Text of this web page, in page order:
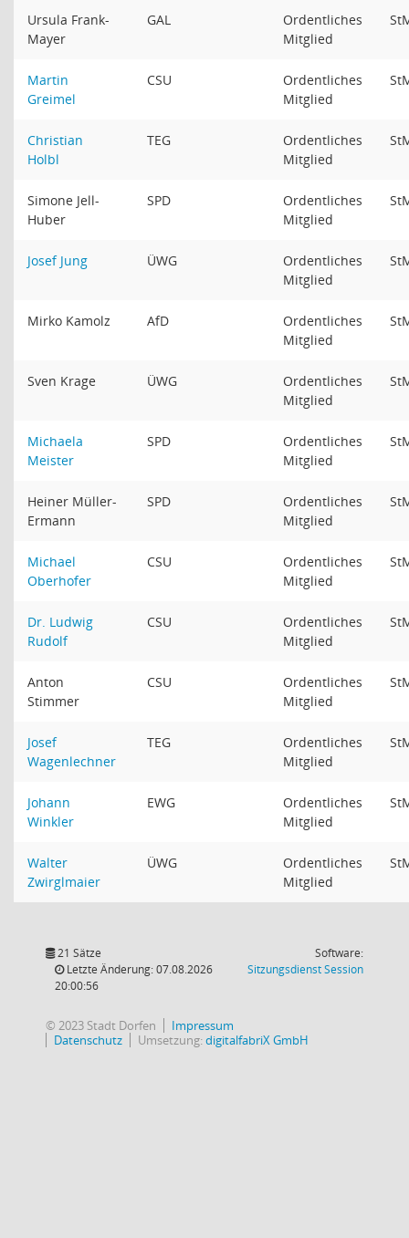
Ursula Frank-
Mayer
GAL
Ordentliches
Mitglied
Martin
Greimel
CSU
Ordentliches
Mitglied
Christian
Holbl
TEG
Ordentliches
Mitglied
Simone Jell-
Huber
SPD
Ordentliches
Mitglied
Josef Jung ÜWG
Ordentliches
Mitglied
Mirko Kamolz AfD
Ordentliches
Mitglied
Sven Krage ÜWG
Ordentliches
Mitglied
Michaela
Meister
SPD
Ordentliches
Mitglied
Heiner Müller-
Ermann
SPD
Ordentliches
Mitglied
Michael
Oberhofer
CSU
Ordentliches
Mitglied
Dr. Ludwig
Rudolf
CSU
Ordentliches
Mitglied
Anton
Stimmer
CSU
Ordentliches
Mitglied
Josef
Wagenlechner
TEG
Ordentliches
Mitglied
Johann
Winkler
EWG
Ordentliches
Mitglied
Walter
Zwirglmaier
ÜWG
Ordentliches
Mitglied
21 Sätze
Letzte Änderung: 07.08.2026
20:00:56
Software:
SitzungsdienstSession(Wird in
© 2023 Stadt Dorfen
Impressum
Datenschutz
Umsetzung:digitalfabriX GmbH